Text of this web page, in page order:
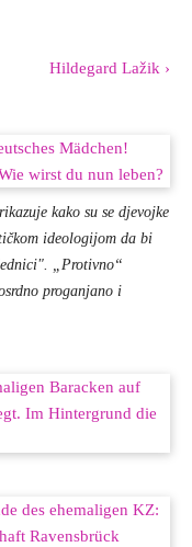
Hildegard Lažik ›
kako su se djevojke
ideologijom da bi
„Protivno“
proganjano i